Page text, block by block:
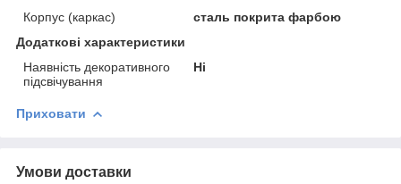
Корпус (каркас)
сталь покрита фарбою
Додаткові характеристики
Наявність декоративного
підсвічування
Ні
Приховати
Умови доставки